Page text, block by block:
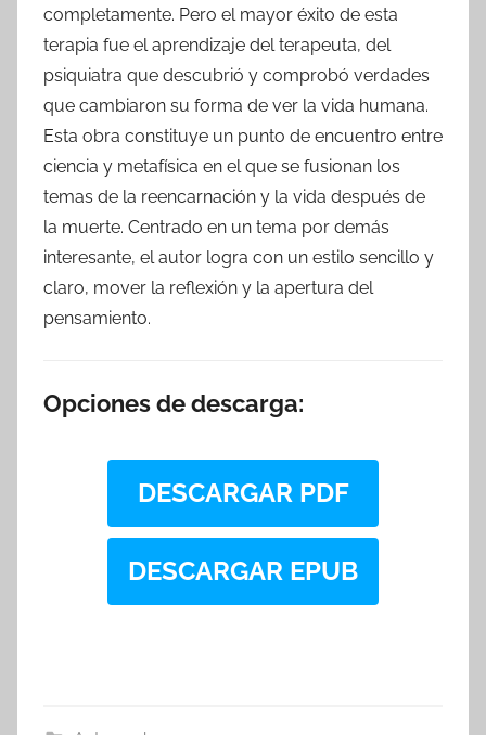
completamente. Pero el mayor éxito de esta
terapia fue el aprendizaje del terapeuta, del
psiquiatra que descubrió y comprobó verdades
que cambiaron su forma de ver la vida humana.
Esta obra constituye un punto de encuentro entre
ciencia y metafísica en el que se fusionan los
temas de la reencarnación y la vida después de
la muerte. Centrado en un tema por demás
interesante, el autor logra con un estilo sencillo y
claro, mover la reflexión y la apertura del
pensamiento.
Opciones de descarga:
DESCARGAR PDF
DESCARGAR EPUB